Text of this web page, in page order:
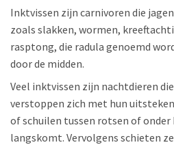
Inktvissen zijn carnivoren die
zoals slakken, wormen,
rasptong, die radula genoemd
door de midden.
Veel inktvissen zijn nachtdieren
verstoppen zich met hun
of schuilen tussen rotsen of
langskomt. Vervolgens schieten